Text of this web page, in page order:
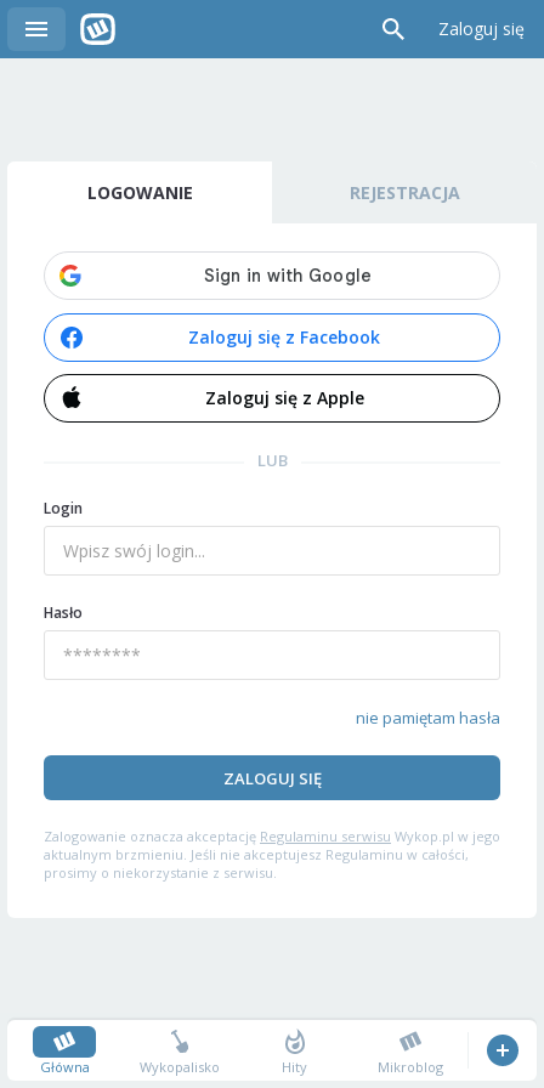
Zaloguj się
LOGOWANIE REJESTRACJA
Zaloguj się z Facebook
Zaloguj się z Apple
LUB
Login
Hasło
nie pamiętam hasła
ZALOGUJ SIĘ
Zalogowanie oznacza akceptację Regulaminu serwisu Wykop.pl w jego
aktualnym brzmieniu. Jeśli nie akceptujesz Regulaminu w całości,
prosimy o niekorzystanie z serwisu.
Główna Wykopalisko Hity Mikroblog